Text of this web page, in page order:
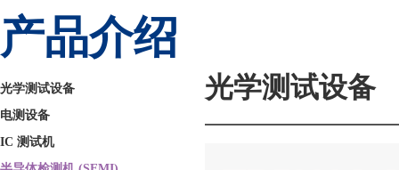
产品介绍
光学测试设备
电测设备
IC 测试机
光学测试设备